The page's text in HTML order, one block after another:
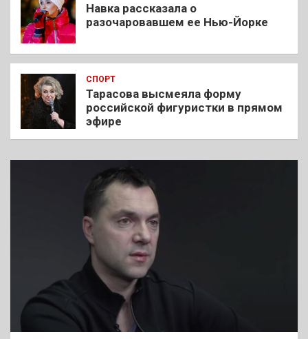
Навка рассказала о
разочаровавшем ее Нью-Йорке
СПОРТ
Тарасова высмеяла форму
российской фигуристки в прямом
эфире